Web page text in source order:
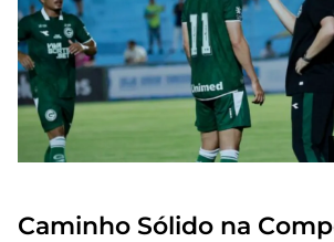
Caminho Sólido na